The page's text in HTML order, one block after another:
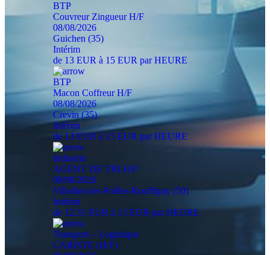
BTP
Couvreur Zingueur H/F
08/08/2026
Guichen (35)
Intérim
de 13 EUR à 15 EUR par HEURE
BTP
Macon Coffreur H/F
08/08/2026
Crevin (35)
Intérim
de 13 EUR à 15 EUR par HEURE
Industrie
AGENT DE TRI H/F
08/08/2026
Villedieu-les-Poêles-Rouffigny (50)
Intérim
de 12.31 EUR à 13 EUR par HEURE
Transport – Logistique
CARISTE (H/F)